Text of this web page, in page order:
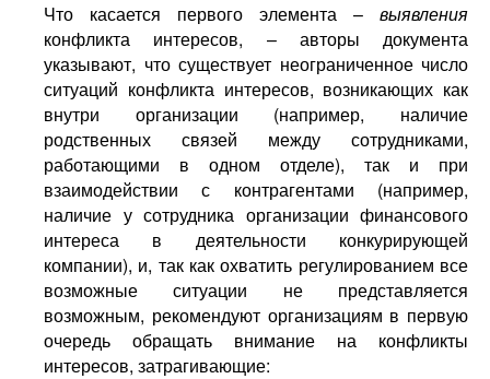
Что касается первого элемента – выявления
конфликта интересов, – авторы документа
указывают, что существует неограниченное число
ситуаций конфликта интересов, возникающих как
внутри организации (например, наличие
родственных связей между сотрудниками,
работающими в одном отделе), так и при
взаимодействии с контрагентами (например,
наличие у сотрудника организации финансового
интереса в деятельности конкурирующей
компании), и, так как охватить регулированием все
возможные ситуации не представляется
возможным, рекомендуют организациям в первую
очередь обращать внимание на конфликты
интересов, затрагивающие: